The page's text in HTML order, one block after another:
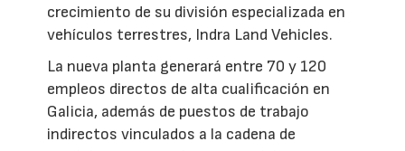
crecimiento de su división especializada en
vehículos terrestres, Indra Land Vehicles.
La nueva planta generará entre 70 y 120
empleos directos de alta cualificación en
Galicia, además de puestos de trabajo
indirectos vinculados a la cadena de